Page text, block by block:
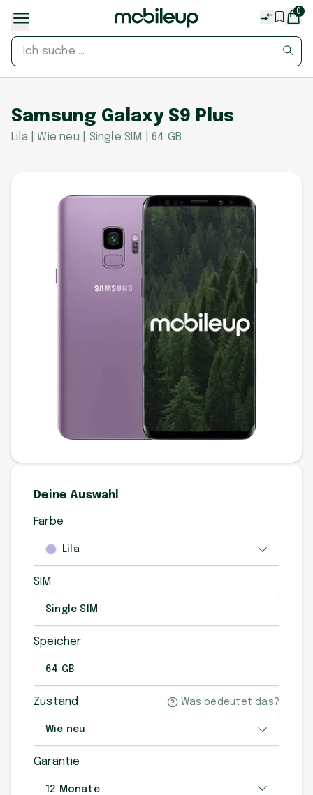
0
Samsung Galaxy S9 Plus
Lila | Wie neu | Single SIM | 64 GB
Deine Auswahl
Farbe
Lila
SIM
Single SIM
Speicher
64 GB
Zustand Was bedeutet das?
Wie neu
Garantie
12 Monate